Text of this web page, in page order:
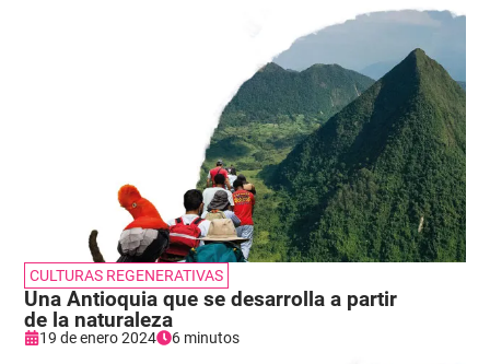
CULTURAS REGENERATIVAS
Una Antioquia que se desarrolla a partir
de la naturaleza
19 de enero 2024 6 minutos